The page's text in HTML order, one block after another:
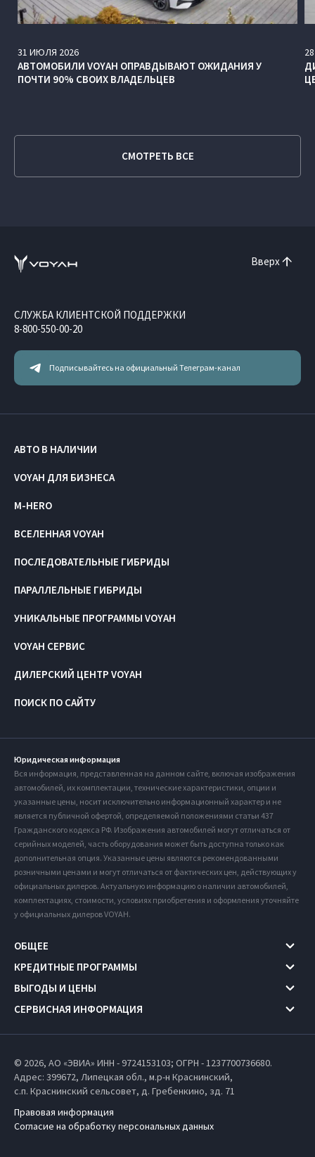
31 ИЮЛЯ 2026
АВТОМОБИЛИ VOYAH ОПРАВДЫВАЮТ ОЖИДАНИЯ У
ПОЧТИ 90% СВОИХ ВЛАДЕЛЬЦЕВ
28
СМОТРЕТЬ ВСЕ
Вверх
Подписывайтесь на официальный Телеграм-канал
СЛУЖБА КЛИЕНТСКОЙ ПОДДЕРЖКИ
8-800-550-00-20
АВТО В НАЛИЧИИ
VOYAH ДЛЯ БИЗНЕСА
M-HERO
ПОИСК ПО САЙТУ
ВСЕЛЕННАЯ VOYAH
ПОСЛЕДОВАТЕЛЬНЫЕ ГИБРИДЫ
ПАРАЛЛЕЛЬНЫЕ ГИБРИДЫ
УНИКАЛЬНЫЕ ПРОГРАММЫ VOYAH
VOYAH СЕРВИС
ДИЛЕРСКИЙ ЦЕНТР VOYAH
Юридическая информация
Вся информация, представленная на данном сайте, включая изображения
автомобилей, их комплектации, технические характеристики, опции и
указанные цены, носит исключительно информационный характер и не
является публичной офертой, определяемой положениями статьи 437
Гражданского кодекса РФ. Изображения автомобилей могут отличаться от
серийных моделей, часть оборудования может быть доступна только как
дополнительная опция. Указанные цены являются рекомендованными
розничными ценами и могут отличаться от фактических цен, действующих у
официальных дилеров. Актуальную информацию о наличии автомобилей,
комплектациях, стоимости, условиях приобретения и оформления уточняйте
у официальных дилеров VOYAH.
ОБЩЕЕ
КРЕДИТНЫЕ ПРОГРАММЫ
ВЫГОДЫ И ЦЕНЫ
СЕРВИСНАЯ ИНФОРМАЦИЯ
© 2026, АО «ЭВИА» ИНН - 9724153103; ОГРН - 1237700736680.
Адрес: 399672, Липецкая обл., м.р-н Краснинский,
с.п. Краснинский сельсовет, д. Гребенкино, зд. 71
Правовая информация
Согласие на обработку персональных данных